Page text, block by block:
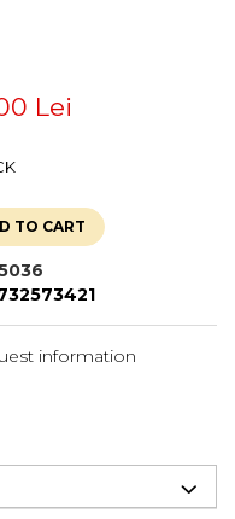
Lei
TO CART
information